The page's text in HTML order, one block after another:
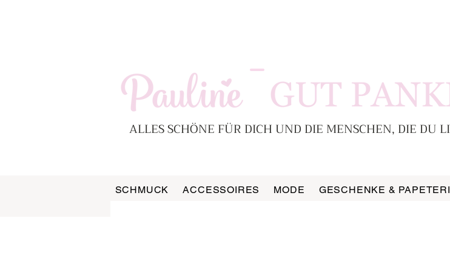
-
ALLES SCHÖNE FÜR DICH UND DIE MENSCHEN, DIE DU
SCHMUCK ACCESSOIRES MODE GESCHENKE &